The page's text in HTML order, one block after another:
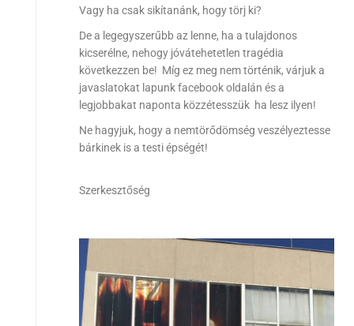
Vagy ha csak sikítanánk, hogy törj ki?
De a legegyszerűbb az lenne, ha a tulajdonos
kicserélne, nehogy jóvátehetetlen tragédia
következzen be! Míg ez meg nem történik, várjuk a
javaslatokat lapunk facebook oldalán és a
legjobbakat naponta közzétesszük ha lesz ilyen!
Ne hagyjuk, hogy a nemtörődömség veszélyeztesse
bárkinek is a testi épségét!
Szerkesztőség